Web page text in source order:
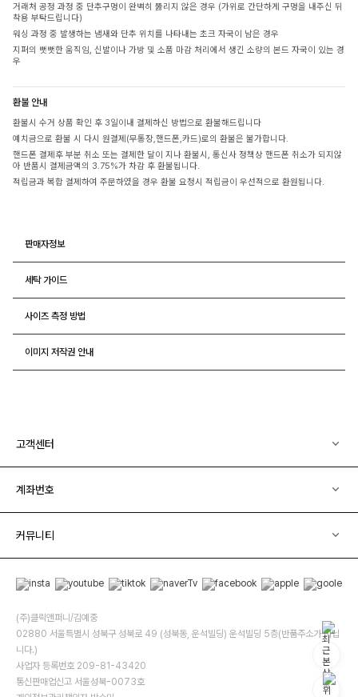
거래처 공정 과정 중 단추구멍이 완벽히 뚫리지 않은 경우 (가위로 간단하게 구멍을 내주신 뒤
착용 부탁드립니다)
워싱 과정 중 발생하는 냄새와 단추 위치를 나타내는 초크 자국이 남은 경우
지퍼의 뻣뻣한 움직임, 신발이나 가방 및 소품 마감 처리에서 생긴 소량의 본드 자국이 있는 경
우
환불 안내
환불시 수거 상품 확인 후 3일이내 결제하신 방법으로 환불해드립니다
예치금으로 환불 시 다시 원결제(무통장,핸드폰,카드)로의 환불은 불가합니다.
핸드폰 결제후 부분 취소 또는 결제한 달이 지나 환불시, 통신사 정책상 핸드폰 취소가 되지않
아 반품시 결제금액의 3.75%가 차감 후 환불됩니다.
적립금과 복합 결제하여 주문하였을 경우 환불 요청시 적립금이 우선적으로 환원됩니다.
판매자정보
세탁 가이드
사이즈 측정 방법
이미지 저작권 안내
고객센터
계좌번호
커뮤니티
(주)클릭앤퍼니/김예중
02880 서울특별시 성북구 성북로 49 (성북동, 운석빌딩) 운석빌딩 5층(반품주소가 아닙
니다.)
사업자 등록번호 209-81-43420
통신판매업신고 서울성북-0073호